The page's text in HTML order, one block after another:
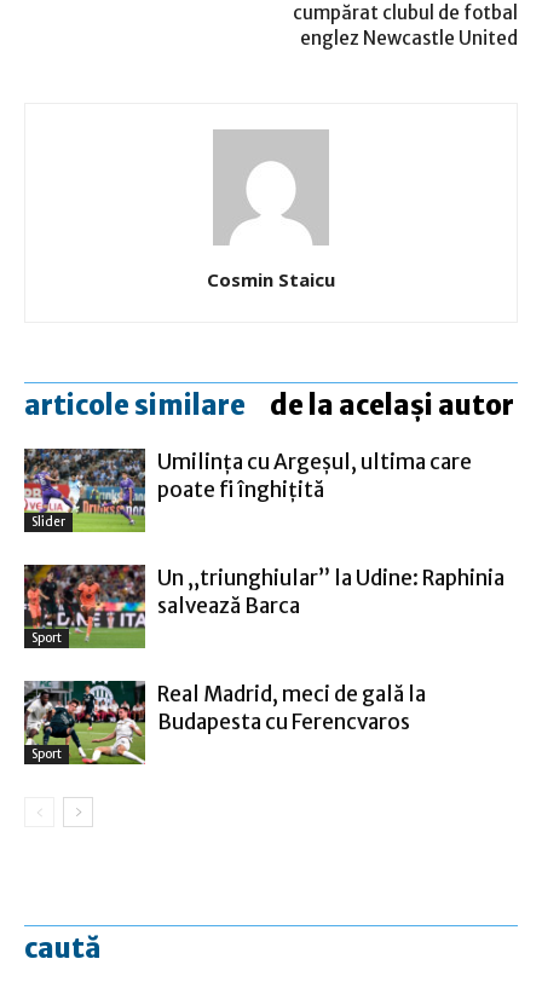
cumpărat clubul de fotbal
englez Newcastle United
Cosmin Staicu
articole similare de la același autor
Slider
Umilinţa cu Argeşul, ultima care
poate fi înghiţită
Sport
Un „triunghiular” la Udine: Raphinia
salvează Barca
Sport
Real Madrid, meci de gală la
Budapesta cu Ferencvaros
caută